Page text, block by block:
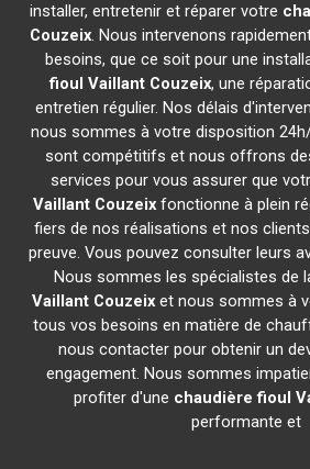
installer, entretenir et réparer votre
Couzeix. Nous intervenons
besoins, que ce soit pour une
fioul Vaillant Couzeix, une
entretien régulier. Nos délais
nous sommes à votre disposition
sont compétitifs et nous offrons
services pour vous assurer que
Vaillant Couzeixfonctionne à plein
fiers de nos réalisations et nos
preuve. Vous pouvez consulter leurs
Nous sommes les spécialistes de
Vaillant Couzeix et nous sommes à
tous vos besoins en matière de
nous contacter pour obtenir un
engagement. Nous sommes
profiter d'une chaudière fioul
performante et